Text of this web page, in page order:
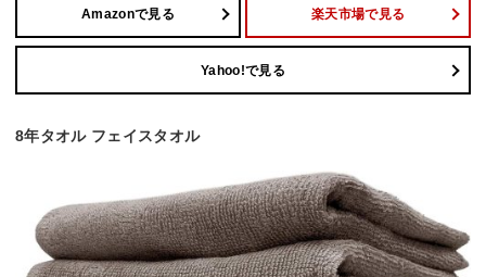
Amazonで見る 楽天市場で見る
Yahoo!で見る
8年タオル フェイスタオル